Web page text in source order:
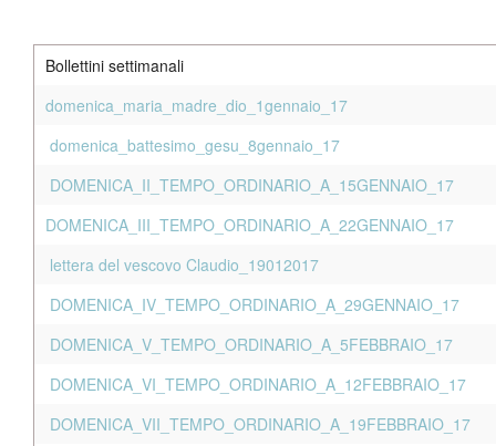
Contatti
Bollettini settimanali
domenica_maria_madre_dio_1gennaio_17
domenica_battesimo_gesu_8gennaio_17
DOMENICA_II_TEMPO_ORDINARIO_A_15GENNAIO_17
DOMENICA_III_TEMPO_ORDINARIO_A_22GENNAIO_17
lettera del vescovo Claudio_19012017
DOMENICA_IV_TEMPO_ORDINARIO_A_29GENNAIO_17
DOMENICA_V_TEMPO_ORDINARIO_A_5FEBBRAIO_17
DOMENICA_VI_TEMPO_ORDINARIO_A_12FEBBRAIO_17
DOMENICA_VII_TEMPO_ORDINARIO_A_19FEBBRAIO_17